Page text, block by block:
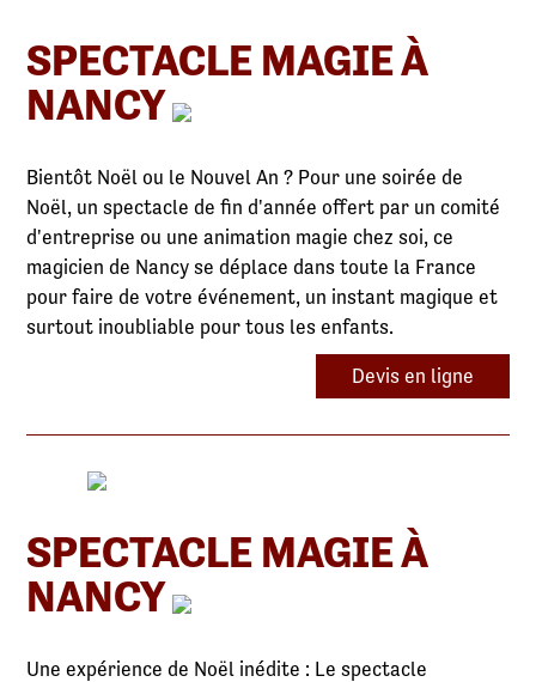
SPECTACLE MAGIE À
NANCY
Bientôt Noël ou le Nouvel An ? Pour une soirée de
Noël, un spectacle de fin d'année offert par un comité
d'entreprise ou une animation magie chez soi, ce
magicien de Nancy se déplace dans toute la France
pour faire de votre événement, un instant magique et
surtout inoubliable pour tous les enfants.
Devis en ligne
SPECTACLE MAGIE À
NANCY
Une expérience de Noël inédite : Le spectacle